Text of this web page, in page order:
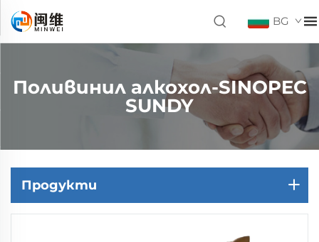
BG
Поливинил алкохол-SINOPEC
SUNDY
Продукти